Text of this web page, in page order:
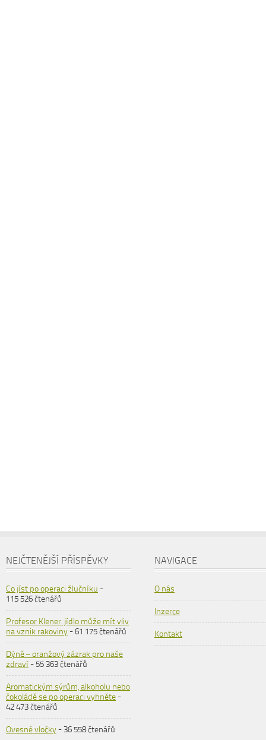
NEJČTENĚJŠÍ PŘÍSPĚVKY
Co jíst po operaci žlučníku -
115 526 čtenářů
Profesor Klener: jídlo může mít vliv
na vznik rakoviny- 61 175 čtenářů
Dýně – oranžový zázrak pro naše
zdraví- 55 363 čtenářů
Aromatickým sýrům, alkoholu nebo
čokoládě se po operaci vyhněte-
42 473 čtenářů
Ovesné vločky- 36 558 čtenářů
NAVIGACE
O nás
Inzerce
Kontakt